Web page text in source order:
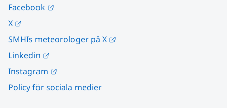
Facebook
X
SMHIs meteorologer på X
Linkedin
Instagram
Policy för sociala medier